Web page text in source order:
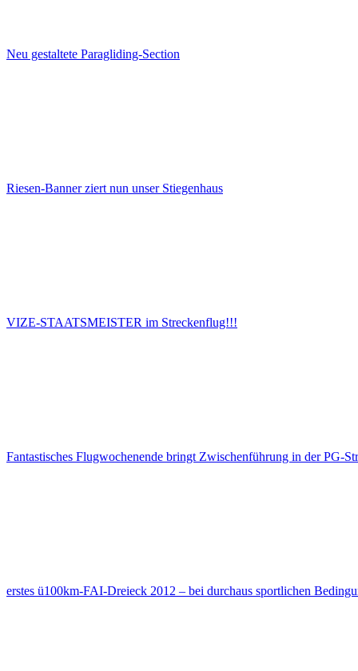
Neu gestaltete Paragliding-Section
Riesen-Banner ziert nun unser Stiegenhaus
VIZE-STAATSMEISTER im Streckenflug!!!
Fantastisches Flugwochenende bringt Zwischenführung in der PG-
erstes ü100km-FAI-Dreieck 2012 – bei durchaus sportlichen